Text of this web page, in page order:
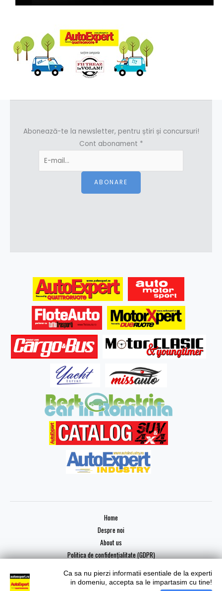
Abonează-te la newsletter, pentru știri și concursuri!
Cont abonament *
ABONARE
Home
Despre noi
About us
Politica de confidențialitate (GDPR)
Ca sa nu pierzi informatii esentiale de la experti
in domeniu, accepta sa le impartasim cu tine!